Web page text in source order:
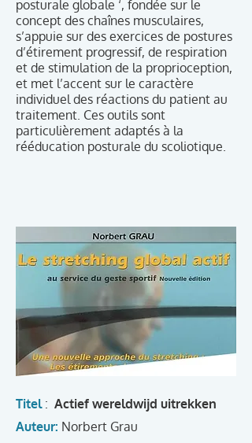
posturale globale ‘, fondée sur le
concept des chaînes musculaires,
s’appuie sur des exercices de postures
d’étirement progressif, de respiration
et de stimulation de la proprioception,
et met l’accent sur le caractère
individuel des réactions du patient au
traitement. Ces outils sont
particulièrement adaptés à la
rééducation posturale du scoliotique.
Titel: Actief wereldwijd uitrekken
Auteur: Norbert Grau